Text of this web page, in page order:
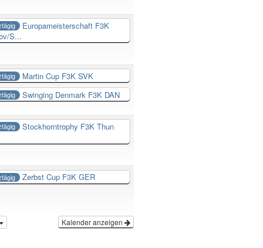
Europameisterschaft F3K
S...
Martin Cup F3K SVK
Swinging Denmark F3K DAN
Stockhorntrophy F3K Thun
Zerbst Cup F3K GER
Kalender anzeigen